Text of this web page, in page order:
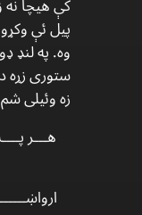
پیل ئې
وه. په لنډ
ستوری زړه
زه وئیلی
هـــر